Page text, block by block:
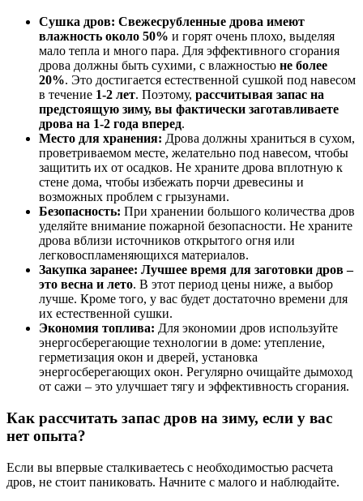
Сушка дров: Свежесрубленные дрова имеют
влажность около 50% и горят очень плохо, выделяя
мало тепла и много пара. Для эффективного сгорания
дрова должны быть сухими, с влажностью не более
20%. Это достигается естественной сушкой под навесом
в течение 1-2 лет. Поэтому, рассчитывая запас на
предстоящую зиму, вы фактически заготавливаете
дрова на 1-2 года вперед.
Место для хранения: Дрова должны храниться в сухом,
проветриваемом месте, желательно под навесом, чтобы
защитить их от осадков. Не храните дрова вплотную к
стене дома, чтобы избежать порчи древесины и
возможных проблем с грызунами.
Безопасность: При хранении большого количества дров
уделяйте внимание пожарной безопасности. Не храните
дрова вблизи источников открытого огня или
легковоспламеняющихся материалов.
Закупка заранее: Лучшее время для заготовки дров –
это весна и лето. В этот период цены ниже, а выбор
лучше. Кроме того, у вас будет достаточно времени для
их естественной сушки.
Экономия топлива: Для экономии дров используйте
энергосберегающие технологии в доме: утепление,
герметизация окон и дверей, установка
энергосберегающих окон. Регулярно очищайте дымоход
от сажи – это улучшает тягу и эффективность сгорания.
Как рассчитать запас дров на зиму, если у вас
нет опыта?
Если вы впервые сталкиваетесь с необходимостью расчета
дров, не стоит паниковать. Начните с малого и наблюдайте.